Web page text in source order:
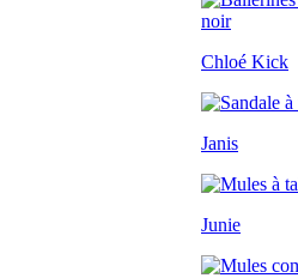
Chloé Kick
Janis
Junie